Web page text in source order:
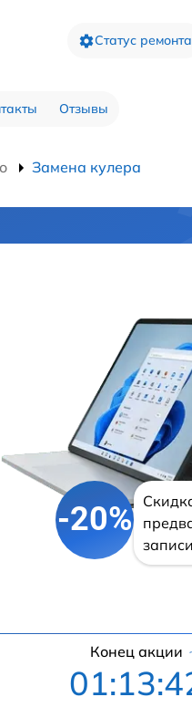
Статус ремонта
Отзывы
Замена кулера
-20%
Конец акции